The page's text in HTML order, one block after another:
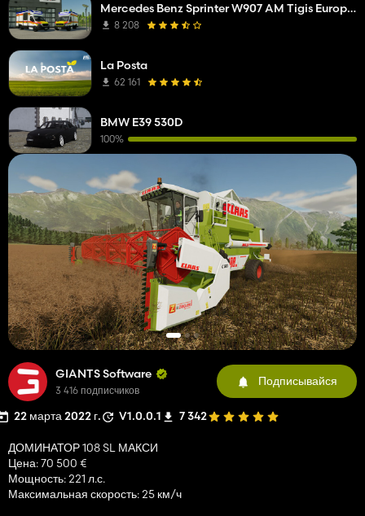
GIANTS Software
3 416 подписчиков
Подписывайся
22 марта 2022 г. V1.0.0.1 7 342
ДОМИНАТОР 108 SL МАКСИ
Цена: 70 500 €
Мощность: 221 л.с.
Максимальная скорость: 25 км/ч
Mercedes Benz Sprinter W907 AM Tigis Europa RTW
8 208
La Posta
62 161
BMW E39 530D
100%